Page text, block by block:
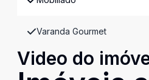
Varanda Gourmet
Video do